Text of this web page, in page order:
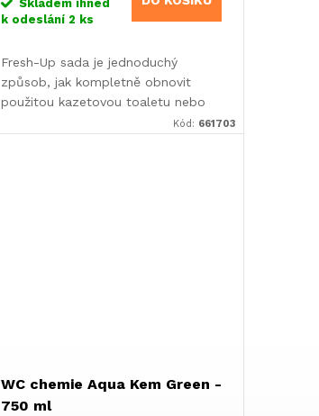
Skladem ihned
k odeslání 2 ks
Fresh-Up sada je jednoduchý
způsob, jak kompletně obnovit
použitou kazetovou toaletu nebo
jako náhradní nádrž pro delší cesty.
Kód: 661703
WC chemie Aqua Kem Green -
750 ml